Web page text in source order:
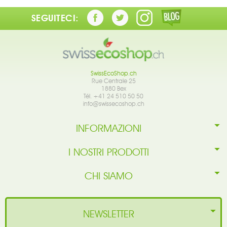
SEGUITECI:
SwissEcoShop.ch
Rue Centrale 25
1880 Bex
Tél. +41 24 510 50 50
info@swissecoshop.ch
INFORMAZIONI
I NOSTRI PRODOTTI
CHI SIAMO
NEWSLETTER